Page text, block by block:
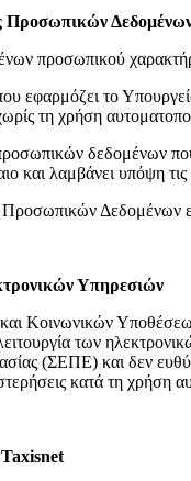
Προσωπικών
προσωπικού
εφαρμόζει το
τη χρήση
δεδομένων
και λαμβάνει υπόψη
Δεδομένων
Υπηρεσιών
και Κοινωνικών
των
(ΣΕΠΕ) και δεν
κατά τη χρήση